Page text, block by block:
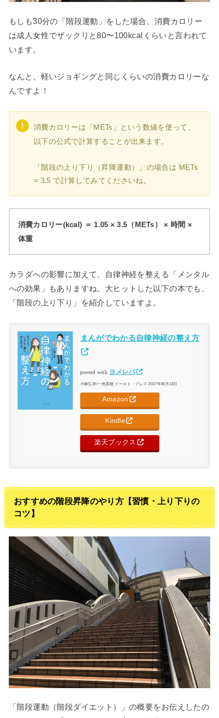
もしも30分の「階段運動」をした場合、消費カロリー
は成人女性でザックリと80〜100kcalくらいと言われて
います。
なんと、軽いジョギングと同じくらいの消費カロリーな
んですよ！
消費カロリーは「METs」という数値を使って、
以下の公式で計算することが出来ます。
「階段の上り下り（昇降運動）」の場合は METs
= 3.5 で計算してみてくださいね。
消費カロリー(kcal) ＝ 1.05 × 3.5（METs） × 時間 ×
体重
カラダへの影響に加えて、自律神経を整える「メンタル
への効果」もありますね。大ヒットした以下の本でも、
「階段の上り下り」を紹介していますよ。
まんがでわかる自律神経の整え方
posted with ヨメレバ
小林弘幸/一色美穂 イースト・プレス 2017年06月13日
Amazon
Kindle
楽天ブックス
おすすめの階段昇降のやり方【習慣・上り下りの
コツ】
「階段運動（階段ダイエット）」の概要をお伝えしたの